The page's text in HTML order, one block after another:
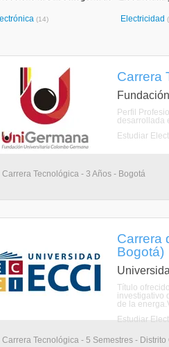
(14) Electricidad
Carrera
Perfil
desarrollada
Estudiar
Carrera Tecnológica - 3 Años - Bogotá
Carrera
Bogotá)
Título
investigativo
de la
Estudiar
Carrera Tecnológica - 5 Semestres -